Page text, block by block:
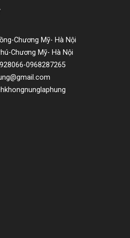
Chương Mỹ- Hà Nội
Chương Mỹ- Hà Nội
0968287265